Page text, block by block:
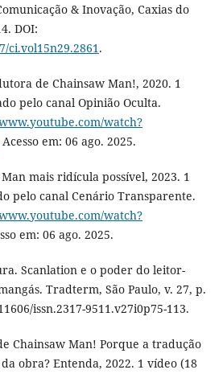
& Inovação, Caxias do
DOI:
ci.vol15n29.2861 .
de Chainsaw Man!, 2020. 1
pelo canal Opinião Oculta.
watch?
em: 06 ago. 2025.
mais ridícula possível, 2023. 1
pelo canal Cenário Transparente.
watch?
em: 06 ago. 2025.
Scanlation e o poder do leitor-
Tradterm, São Paulo, v. 27, p.
issn.2317-9511.v27i0p75-113.
Chainsaw Man! Porque a tradução
obra? Entenda, 2022. 1 vídeo (18